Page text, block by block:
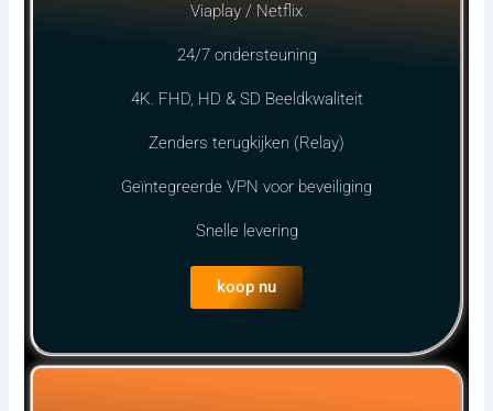
Viaplay / Netflix
24/7 ondersteuning
4K. FHD, HD & SD Beeldkwaliteit
Zenders terugkijken (Relay)
Geïntegreerde VPN voor beveiliging
Snelle levering
koop nu